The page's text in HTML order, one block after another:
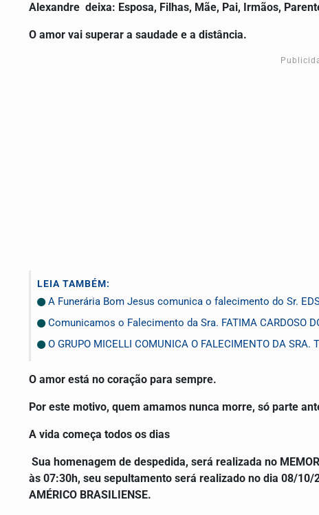
Alexandre deixa: Esposa, Filhas, Mãe, Pai, Irmãos,
O amor vai superar a saudade e a distância.
LEIA TAMBÉM:
A Funerária Bom Jesus comunica o falecimento do Sr.
Comunicamos o Falecimento da Sra. FATIMA CARDOSO
O GRUPO MICELLI COMUNICA O FALECIMENTO DA SRA.
O amor está no coração para sempre.
Por este motivo, quem amamos nunca morre, só parte
A vida começa todos os dias
Sua homenagem de despedida, será realizada no
às 07:30h, seu sepultamento será realizado no dia 08/10/
AMÉRICO BRASILIENSE.